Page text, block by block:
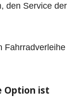
den Service der
Fahrradverleihe
Option ist